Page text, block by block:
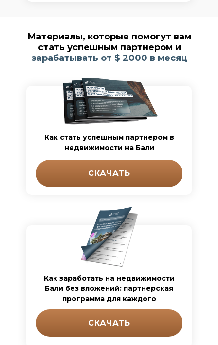
Как заработать на недвижимости
Бали без вложений: партнерская
программа для каждого
СКАЧАТЬ
СКАЧАТЬ
Материалы, которые помогут вам
стать успешным партнером и
зарабатывать от $ 2000 в месяц
Как стать успешным партнером в
недвижимости на Бали